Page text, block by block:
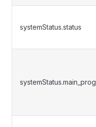
systemStatus.status
systemStatus.main_prog